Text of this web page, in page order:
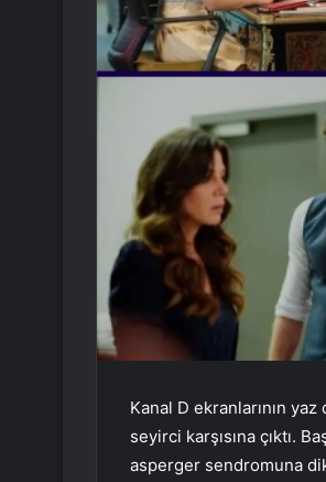
Kanal D ekranlarının
seyirci karşısına çıktı.
asperger sendromuna